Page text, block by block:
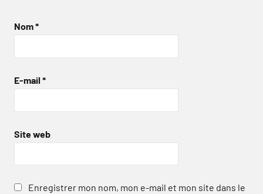
Nom*
E-mail *
Site web
Enregistrer mon nom, mon e-mail et mon site dans le